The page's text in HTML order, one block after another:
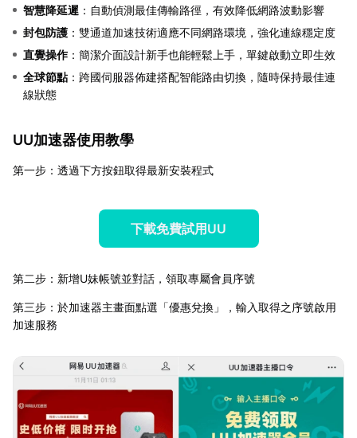
智慧降延遲 ：自動偵測最佳傳輸路徑，有效降低網路波動影響
封包防護 ：雙通道加速技術適應不同網路環境，強化連線穩定度
直覺操作：簡潔介面設計新手也能輕鬆上手，單鍵啟動立即生效
全球節點：跨國伺服器佈建搭配智能路由切換，隨時保持最佳連
線狀態
UU加速器使用教學
第一步：透過下方按鈕取得最新安裝程式
下載免費試用UU
第二步：新增U妹帳號並對話，領取專屬會員序號
第三步：於加速器主畫面點選「優惠兌換」，輸入取得之序號啟用
加速服務